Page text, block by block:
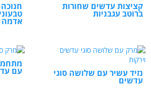
קציצות עדשים שחורות
ברוטב עגבניות
אדמה
נזיד עשיר עם שלושה סוגי
עדשים
עם